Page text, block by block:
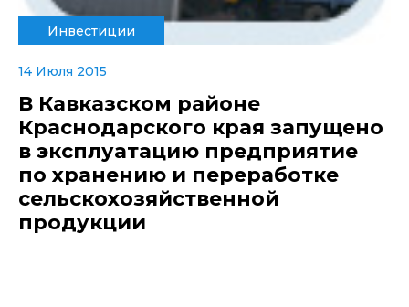
Инвестиции
14 Июля 2015
В Кавказском районе
Краснодарского края запущено
в эксплуатацию предприятие
по хранению и переработке
сельскохозяйственной
продукции